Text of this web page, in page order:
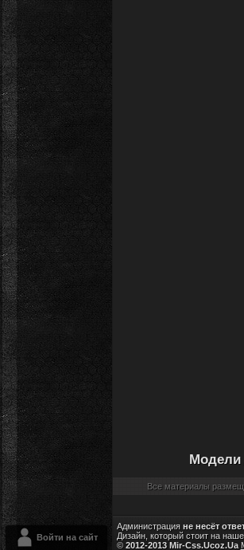
Войти на сайт
Модели
Все материалы
Администрация не несёт
Дизайн, который стоит на
© 2012-2013 Mir-Css.Ucoz.Ua